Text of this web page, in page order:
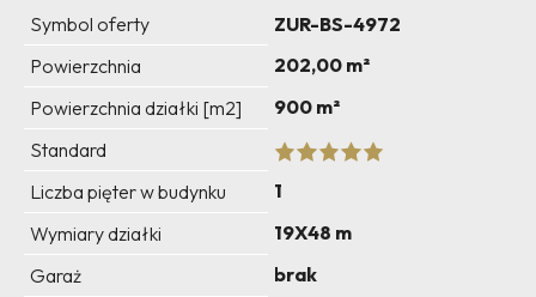
Symbol oferty
ZUR-BS-4972
Powierzchnia
202,00 m²
Powierzchnia działki [m2]
900 m²
Standard
Liczba pięter w budynku
1
Wymiary działki
19X48 m
Garaż
brak